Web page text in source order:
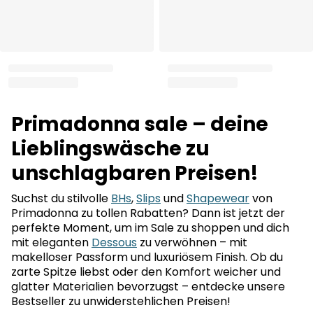
Primadonna sale – deine
Lieblingswäsche zu
unschlagbaren Preisen!
Suchst du stilvolle BHs,Slips undShapewearvon
Primadonna zu tollen Rabatten? Dann ist jetzt der
perfekte Moment, um im Sale zu shoppen und dich
mit eleganten Dessous zu verwöhnen – mit
makelloser Passform und luxuriösem Finish. Ob du
zarte Spitze liebst oder den Komfort weicher und
glatter Materialien bevorzugst – entdecke unsere
Bestseller zu unwiderstehlichen Preisen!